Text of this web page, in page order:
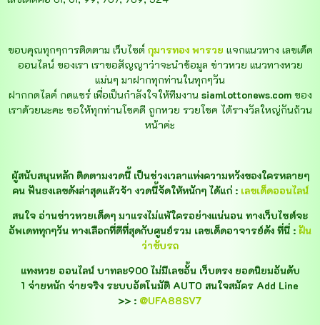
ขอบคุณทุกๆการติดตาม เว็บไซต์ กุมารทอง พารวย แจกแนวทาง เลขเด็ด
ออนไลน์ ของเรา เราขอสัญญาว่าจะนำข้อมูล ข่าวหวย แนวทางหวย
แม่นๆ มาฝากทุกท่านในทุกๆวัน
ฝากกดไลค์ กดแชร์ เพื่อเป็นกำลังใจให้ทีมงาน siamlottonews.comของ
เราด้วยนะคะ ขอให้ทุกท่านโชคดี ถูกหวย รวยโชค ได้รางวัลใหญ่กันถ้วน
หน้าค่ะ
ผู้สนับสนุนหลัก ติดตามงวดนี้ เป็นช่วงเวลาแห่งความหวังของใครหลายๆ
คน ฟันธงเลขดังล่าสุดแล้วจ้า งวดนี้จัดให้หนักๆ ได้แก่ : เลขเด็ดออนไลน์
สนใจ อ่านข่าวหวยเด็ดๆ มาแรงไม่แพ้ใครอย่างแน่นอน ทางเว็บไซต์จะ
อัพเดททุกๆวัน ทางเลือกที่ดีที่สุดกับศูนย์รวม เลขเด็ดอาจารย์ดัง ที่นี่ : ฝัน
ว่าขับรถ
แทงหวย ออนไลน์ บาทละ900 ไม่มีเลขอั้น เว็บตรง ยอดนิยมอันดับ
1 จ่ายหนัก จ่ายจริง ระบบอัตโนมัติ AUTO สนใจสมัคร Add Line
>> : @UFA88SV7